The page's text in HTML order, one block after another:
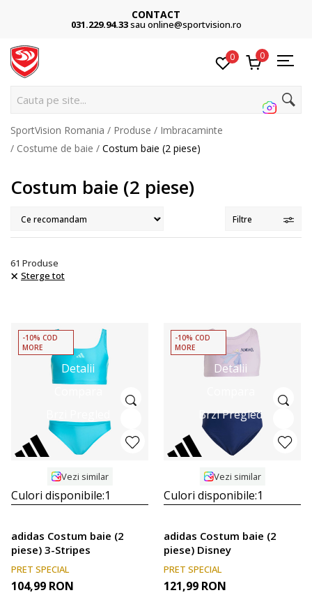
CONTACT
031.229.94.33sau online@sportvision.ro
0 0
Cauta pe site...
SportVision Romania Produse
Imbracaminte
Costume de baie
Costum baie (2 piese)
Costum baie (2 piese)
Filtre
61 Produse
Sterge tot
Detalii
-10% COD
MORE
Vezi similar
Culori disponibile:1
adidas Costum baie (2
piese) 3-Stripes
PRET SPECIAL
104,99 RON
Detalii
Brzi Pregled
-10% COD
MORE
Vezi similar
Culori disponibile:1
adidas Costum baie (2
piese) Disney
PRET SPECIAL
121,99 RON